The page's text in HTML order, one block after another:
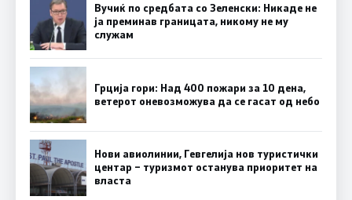
Вучиќ по средбата со Зеленски: Никаде не
ја преминав границата, никому не му
служам
Грција гори: Над 400 пожари за 10 дена,
ветерот оневозможува да се гасат од небо
Нови авиолинии, Гевгелија нов туристички
центар – туризмот останува приоритет на
власта